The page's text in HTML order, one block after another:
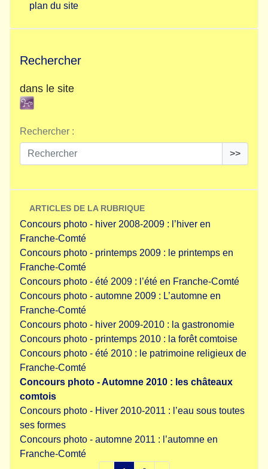
plan du site
Rechercher
dans le site
Rechercher :
>>
ARTICLES DE LA RUBRIQUE
Concours photo - hiver 2008-2009 : l’hiver en
Franche-Comté
Concours photo - printemps 2009 : le printemps en
Franche-Comté
Concours photo - été 2009 : l’été en Franche-Comté
Concours photo - automne 2009 : L’automne en
Franche-Comté
Concours photo - hiver 2009-2010 : la gastronomie
Concours photo - printemps 2010 : la forêt comtoise
Concours photo - été 2010 : le patrimoine religieux de
Franche-Comté
Concours photo - Automne 2010 : les châteaux
comtois
Concours photo - Hiver 2010-2011 : l’eau sous toutes
ses formes
Concours photo - automne 2011 : l’automne en
Franche-Comté